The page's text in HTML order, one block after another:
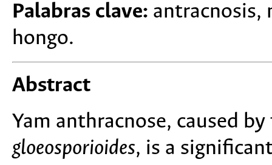
Palabras clave: antracnosis,
hongo.
Abstract
Yam anthracnose, caused
gloeosporioides, is a